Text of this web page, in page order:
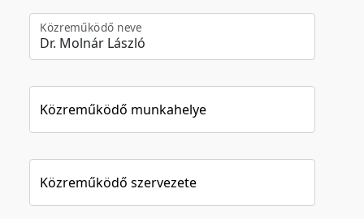
Közreműködő neve
Közreműködő munkahelye
Közreműködő szervezete